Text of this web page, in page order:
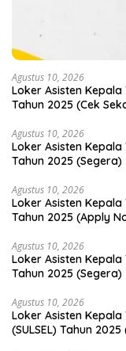
Agustus 10, 2026
Loker Asisten
Tahun 2025 (Cek
Agustus 10, 2026
Loker Asisten
Tahun 2025 (Segera)
Agustus 10, 2026
Loker Asisten
Tahun 2025 (Apply
Agustus 10, 2026
Loker Asisten
Tahun 2025 (Segera)
Agustus 10, 2026
Loker Asisten Kepala
(SULSEL) Tahun